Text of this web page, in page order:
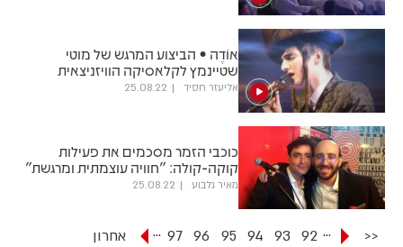
אוֹדֶה • הביצוע המרגש של מוטי
שטיינמץ לקלאסיקה הוויזניצאית
אליעזר חסיד 25.08.22
כוכבי הזמר מסכמים את פעילות
קוקה-קולה: "חוויה עוצמתית ומרגשת"
מאיר גלבוע 25.08.22
<<
...
92
93
94
95
96
97
... אחרון